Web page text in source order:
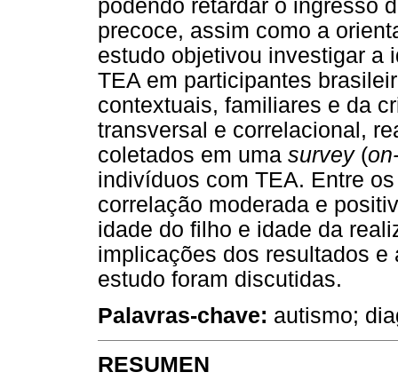
podendo retardar o ingresso
precoce, assim como a
estudo objetivou investigar a
TEA em participantes
contextuais, familiares e da
transversal e correlacional,
coletados em uma survey (
indivíduos com TEA. Entre
correlação moderada e
idade do filho e idade da
implicações dos resultados
estudo foram discutidas.
Palavras-chave: autismo;
RESUMEN